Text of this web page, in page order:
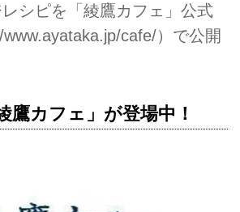
シピを「綾鷹カフェ」公式
cafe/）で公開
鷹カフェ」が登場中！